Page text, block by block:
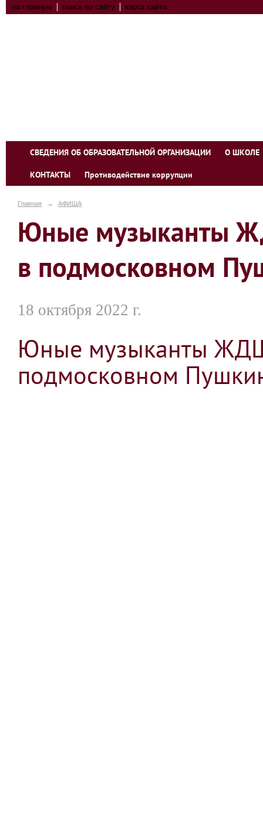
на главную поиск по сайту карта сайта
СВЕДЕНИЯ ОБ ОБРАЗОВАТЕЛЬНОЙ ОРГАНИЗАЦИИ О ШКОЛЕ
КОНТАКТЫ Противодействие коррупции
Главная → АФИША
Юные музыканты
в подмосковном
18 октября 2022 г.
Юные музыканты
подмосковном